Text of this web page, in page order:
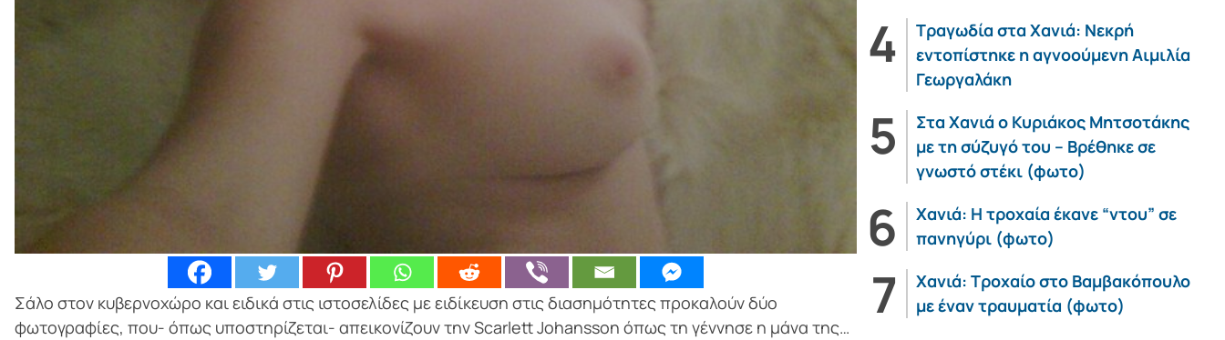
Σάλο στον κυβερνοχώρο και ειδικά στις ιστοσελίδες με ειδίκευση στις διασημότητες προκαλούν δύο
φωτογραφίες, που- όπως υποστηρίζεται- απεικονίζουν την Scarlett Johansson όπως τη γέννησε η μάνα της…
Τραγωδία στα Χανιά: Νεκρή
εντοπίστηκε η αγνοούμενη Αιμιλία
Γεωργαλάκη
Στα Χανιά ο Κυριάκος Μητσοτάκης
με τη σύζυγό του – Βρέθηκε σε
γνωστό στέκι (φωτο)
Χανιά: Η τροχαία έκανε “ντου” σε
πανηγύρι (φωτο)
Χανιά: Τροχαίο στο Βαμβακόπουλο
με έναν τραυματία (φωτο)